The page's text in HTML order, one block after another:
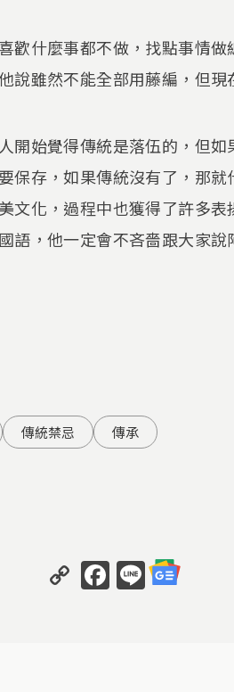
歡什麼事都不做，找點事情
說雖然不能全部用藤編，但現
開始覺得傳統是落伍的，但如
保存，如果傳統沒有了，那
文化，過程中也獲得了許多
語，他一定會不吝嗇跟大家說
傳統禁忌 傳承
Copy
Link
Facebook
Line